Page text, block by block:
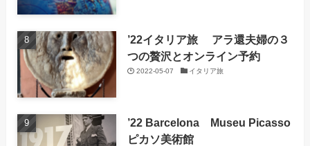
’22イタリア旅 アラ還夫婦の３
つの贅沢とオンライン予約
2022-05-07 イタリア旅
’22 Barcelona Museu Picasso
ピカソ美術館